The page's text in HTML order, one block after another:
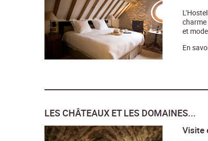
charme
et
En
LES CHÂTEAUX ET LES DOMAINES...
Visite